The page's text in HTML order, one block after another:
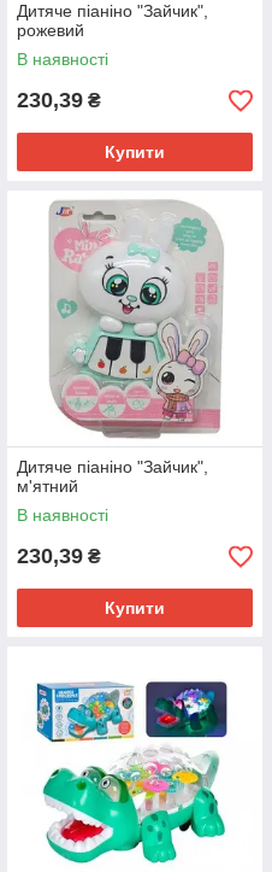
Дитяче піаніно "Зайчик",
рожевий
В наявності
230,39 ₴
Купити
Дитяче піаніно "Зайчик",
м'ятний
В наявності
230,39 ₴
Купити